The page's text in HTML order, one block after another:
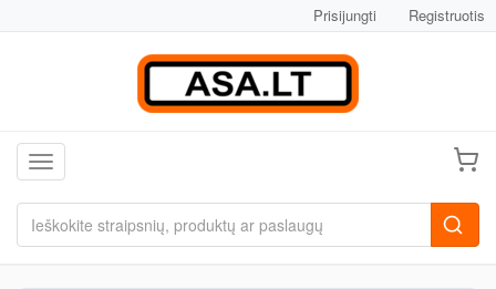
Prisijungti Registruotis
Toggle navigation